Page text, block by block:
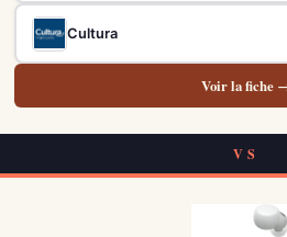
Cultura
Voir la fiche
VS